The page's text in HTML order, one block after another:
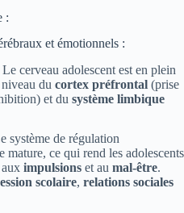
:
et émotionnels :
Le cerveau adolescent est en plein
du cortex préfrontal (prise
et du système limbique
système de régulation
mature, ce qui rend les adolescents
aux impulsions et au mal-être.
scolaire, relations sociales